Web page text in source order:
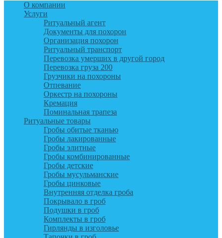
О компании
Услуги
Ритуальный агент
Документы для похорон
Организация похорон
Ритуальный транспорт
Перевозка умерших в другой город
Перевозка груза 200
Грузчики на похороны
Отпевание
Оркестр на похороны
Кремация
Поминальная трапеза
Ритуальные товары
Гробы обитые тканью
Гробы лакированные
Гробы элитные
Гробы комбинированные
Гробы детские
Гробы мусульманские
Гробы цинковые
Внутренняя отделка гроба
Покрывало в гроб
Подушки в гроб
Комплекты в гроб
Гирлянды в изголовье